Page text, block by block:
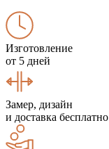
Изготовление
от 5 дней
Замер, дизайн
и доставка бесплатно